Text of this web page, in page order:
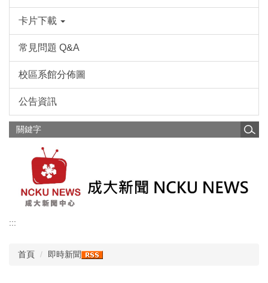
卡片下載
常見問題 Q&A
校區系館分佈圖
公告資訊
:::
首頁 即時新聞